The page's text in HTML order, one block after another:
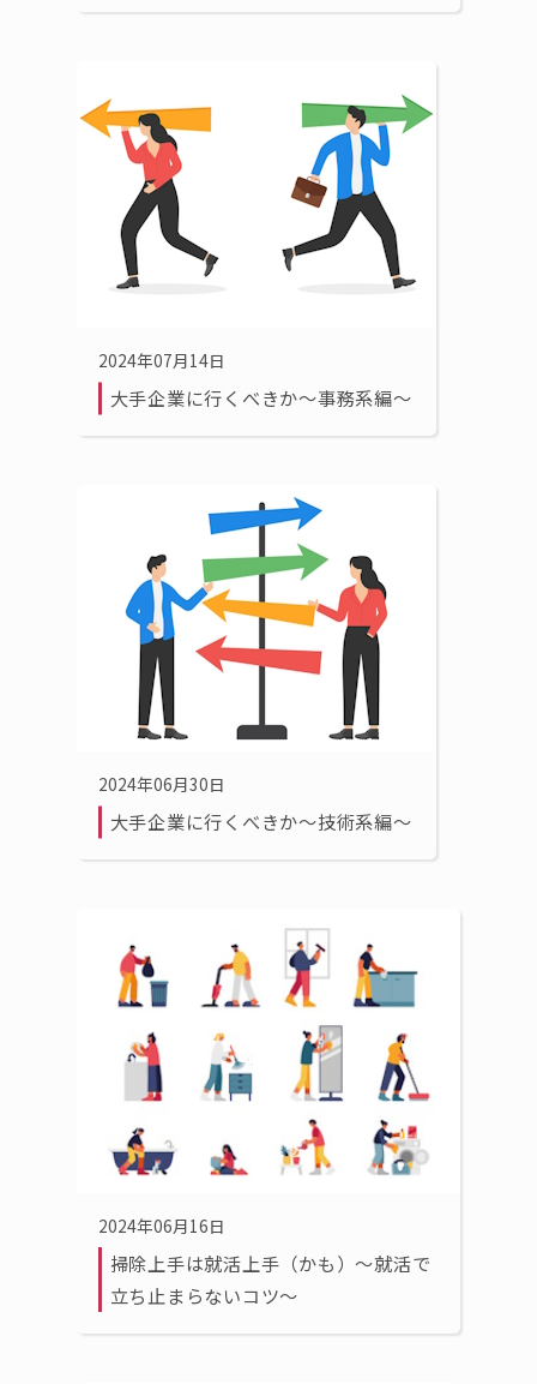
2024年07月14日
大手企業に行くべきか〜事務系編〜
2024年06月30日
大手企業に行くべきか〜技術系編〜
2024年06月16日
掃除上手は就活上手（かも）〜就活で
立ち止まらないコツ〜